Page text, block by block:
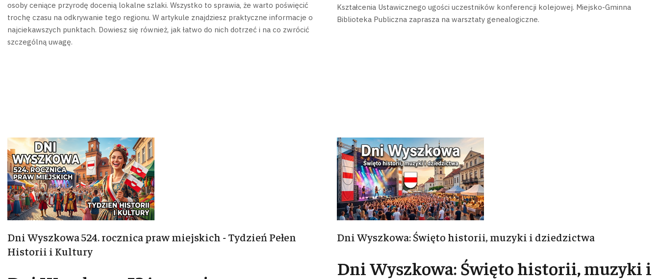
osoby ceniące przyrodę docenią lokalne szlaki. Wszystko to sprawia, że warto poświęcić
trochę czasu na odkrywanie tego regionu. W artykule znajdziesz praktyczne informacje o
najciekawszych punktach. Dowiesz się również, jak łatwo do nich dotrzeć i na co zwrócić
szczególną uwagę.
Kształcenia Ustawicznego ugości uczestników konferencji kolejowej. Miejsko-Gminna
Biblioteka Publiczna zaprasza na warsztaty genealogiczne.
Dni Wyszkowa 524. rocznica praw miejskich - Tydzień Pełen
Historii i Kultury
Dni Wyszkowa: Święto historii, muzyki i dziedzictwa
Dni Wyszkowa: Święto historii, muzyki i